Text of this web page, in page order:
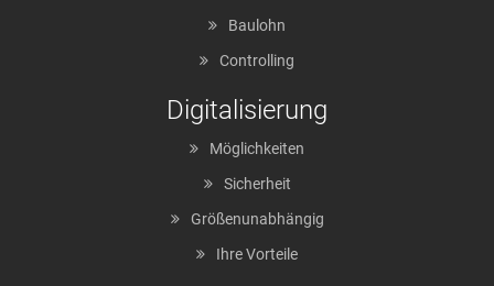
Baulohn
Controlling
Digitalisierung
Möglichkeiten
Sicherheit
Größenunabhängig
Ihre Vorteile